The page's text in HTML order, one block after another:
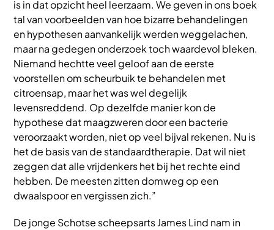
is in dat opzicht heel leerzaam. We geven in ons boek
tal van voorbeelden van hoe bizarre behandelingen
en hypothesen aanvankelijk werden weggelachen,
maar na gedegen onderzoek toch waardevol bleken.
Niemand hechtte veel geloof aan de eerste
voorstellen om scheurbuik te behandelen met
citroensap, maar het was wel degelijk
levensreddend. Op dezelfde manier kon de
hypothese dat maagzweren door een bacterie
veroorzaakt worden, niet op veel bijval rekenen. Nu is
het de basis van de standaardtherapie. Dat wil niet
zeggen dat alle vrijdenkers het bij het rechte eind
hebben. De meesten zitten domweg op een
dwaalspoor en vergissen zich.”
De jonge Schotse scheepsarts James Lind nam in